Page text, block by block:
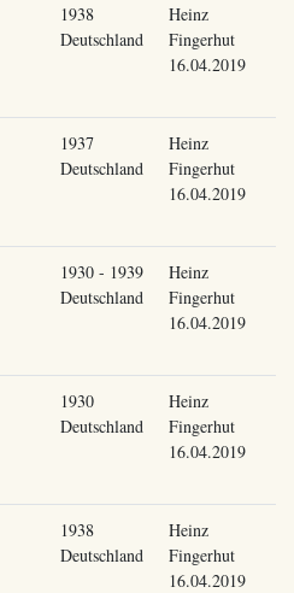
1938
Deutschland
Heinz
Fingerhut
16.04.2019
1937
Deutschland
Heinz
Fingerhut
16.04.2019
1930 - 1939
Deutschland
Heinz
Fingerhut
16.04.2019
1930
Deutschland
Heinz
Fingerhut
16.04.2019
1938
Deutschland
Heinz
Fingerhut
16.04.2019